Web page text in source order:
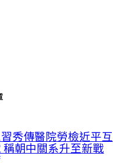
秀傳醫院勞檢近平互
稱朝中關系升至新戰